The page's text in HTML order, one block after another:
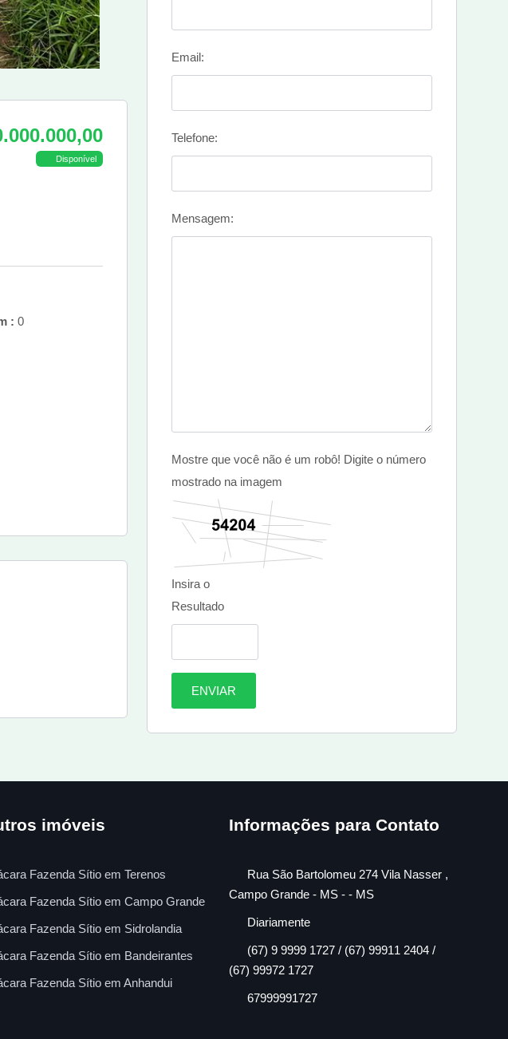
Disponível
: 0
Email:
Telefone:
Mensagem:
Mostre que você não é um robô! Digite o número
mostrado na imagem
Insira o
Resultado
ENVIAR
imóveis
Fazenda Sítio em Terenos
Fazenda Sítio em Campo Grande
Fazenda Sítio em Sidrolandia
Fazenda Sítio em Bandeirantes
Fazenda Sítio em Anhandui
Informações para Contato
Rua São Bartolomeu 274 Vila Nasser ,
Campo Grande - MS - - MS
Diariamente
(67) 9 9999 1727 / (67) 99911 2404 /
(67) 99972 1727
67999991727